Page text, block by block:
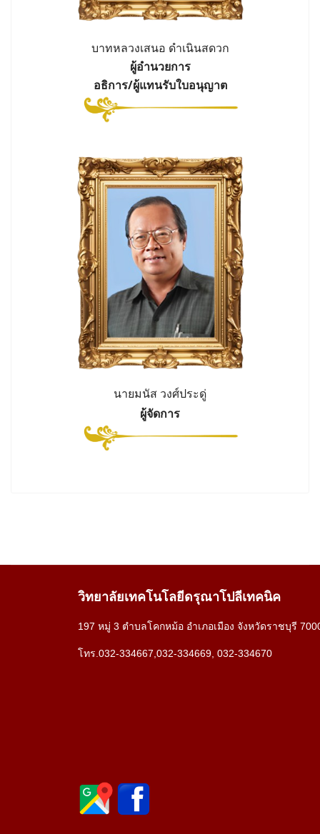
บาทหลวงเสนอ ดำเนินสดวก
ผู้อำนวยการ
อธิการ/ผู้แทนรับใบอนุญาต
นายมนัส วงศ์ประดู่
ผู้จัดการ
วิทยาลัยเทคโนโลยีดรุณาโปลีเทคนิค
197 หมู่ 3 ตำบลโคกหม้อ อำเภอเมือง จังหวัดราชบุรี
โทร.032-334667,032-334669, 032-334670